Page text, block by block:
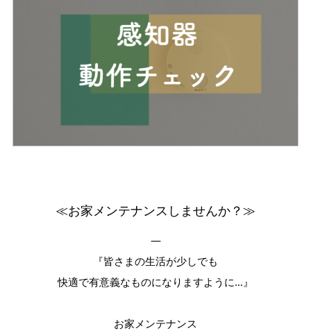
≪お家メンテナンスしませんか？≫
—
『皆さまの生活が少しでも
快適で有意義なものになりますように…』
お家メンテナンス